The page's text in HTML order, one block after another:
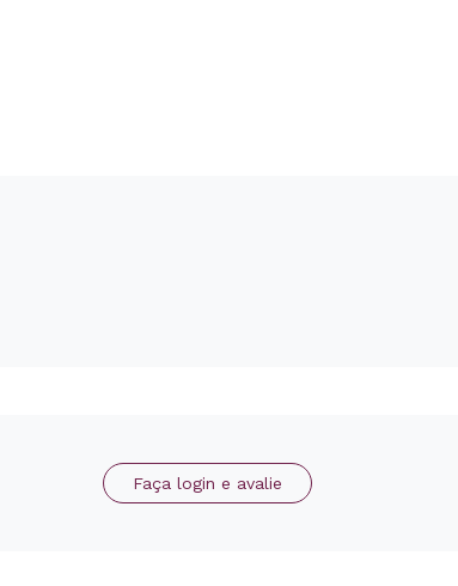
Faça login e avalie